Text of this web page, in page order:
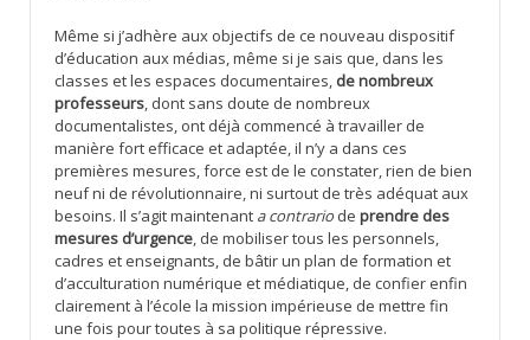
Même si j’adhère aux objectifs de ce nouveau dispositif
d’éducation aux médias, même si je sais que, dans les
classes et les espaces documentaires, de nombreux
professeurs , dont sans doute de nombreux
documentalistes, ont déjà commencé à travailler de
manière fort efficace et adaptée, il n’y a dans ces
premières mesures, force est de le constater, rien de bien
neuf ni de révolutionnaire, ni surtout de très adéquat aux
besoins. Il s’agit maintenant a contrario de prendre des
mesures d’urgence , de mobiliser tous les personnels,
cadres et enseignants, de bâtir un plan de formation et
d’acculturation numérique et médiatique, de confier enfin
clairement à l’école la mission impérieuse de mettre fin
une fois pour toutes à sa politique répressive.